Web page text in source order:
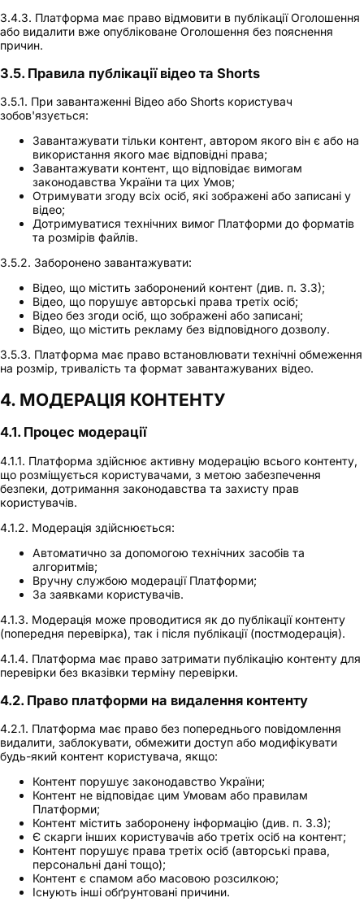
3.4.3. Платформа має право відмовити в публікації Оголошення
або видалити вже опубліковане Оголошення без пояснення
причин.
3.5. Правила публікації відео та Shorts
3.5.1. При завантаженні Відео або Shorts користувач
зобов'язується:
Завантажувати тільки контент, автором якого він є або на
використання якого має відповідні права;
Завантажувати контент, що відповідає вимогам
законодавства України та цих Умов;
Отримувати згоду всіх осіб, які зображені або записані у
відео;
Дотримуватися технічних вимог Платформи до форматів
та розмірів файлів.
3.5.2. Заборонено завантажувати:
Відео, що містить заборонений контент (див. п. 3.3);
Відео, що порушує авторські права третіх осіб;
Відео без згоди осіб, що зображені або записані;
Відео, що містить рекламу без відповідного дозволу.
3.5.3. Платформа має право встановлювати технічні обмеження
на розмір, тривалість та формат завантажуваних відео.
4. МОДЕРАЦІЯ КОНТЕНТУ
4.1. Процес модерації
4.1.1. Платформа здійснює активну модерацію всього контенту,
що розміщується користувачами, з метою забезпечення
безпеки, дотримання законодавства та захисту прав
користувачів.
4.1.2. Модерація здійснюється:
Автоматично за допомогою технічних засобів та
алгоритмів;
Вручну службою модерації Платформи;
За заявками користувачів.
4.1.3. Модерація може проводитися як до публікації контенту
(попередня перевірка), так і після публікації (постмодерація).
4.1.4. Платформа має право затримати публікацію контенту для
перевірки без вказівки терміну перевірки.
4.2. Право платформи на видалення контенту
4.2.1. Платформа має право без попереднього повідомлення
видалити, заблокувати, обмежити доступ або модифікувати
будь-який контент користувача, якщо:
Контент порушує законодавство України;
Контент не відповідає цим Умовам або правилам
Платформи;
Контент містить заборонену інформацію (див. п. 3.3);
Є скарги інших користувачів або третіх осіб на контент;
Контент порушує права третіх осіб (авторські права,
персональні дані тощо);
Контент є спамом або масовою розсилкою;
Існують інші обґрунтовані причини.